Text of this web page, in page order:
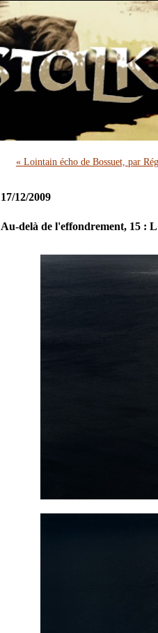
« Lointain écho de Bossuet, par
17/12/2009
Au-delà de l'effondrement, 15 :